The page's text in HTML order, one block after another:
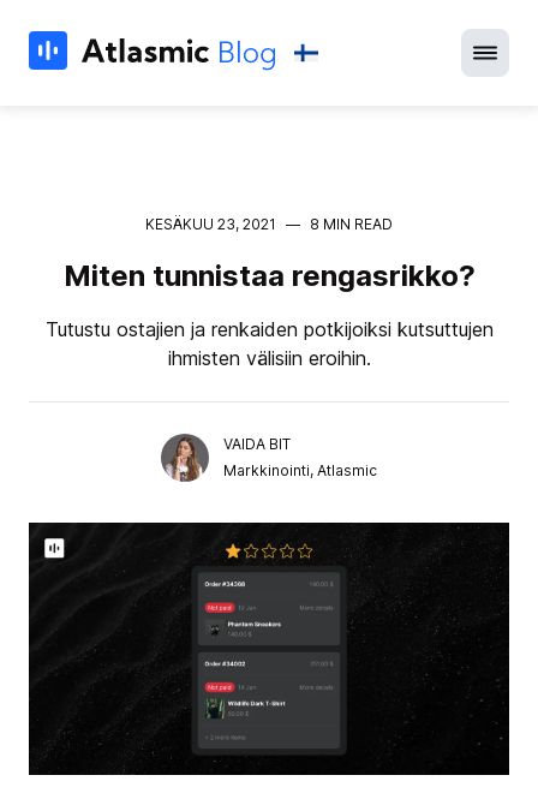
KESÄKUU 23, 2021 — 8 MIN READ
Miten tunnistaa rengasrikko?
Tutustu ostajien ja renkaiden potkijoiksi kutsuttujen
ihmisten välisiin eroihin.
VAIDA BIT
Markkinointi, Atlasmic